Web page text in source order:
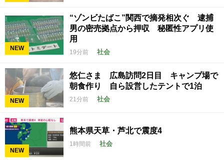
NEW
“ゾンビたばこ”関西で摘発相次ぐ 逮捕
男の密売拠点から押収 秘匿性アプリ使
用
19分前 社会
NEW
悠仁さま 広島訪問2日目 キャンプ場で
朝食作り 自ら設営したテントで1泊
21分前 社会
NEW
熊本県天草・芦北で震度4
1時間前 社会